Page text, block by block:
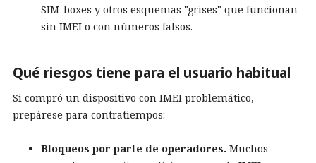
SIM-boxes y otros esquemas "grises" que funcionan
sin IMEI o con números falsos.
Qué riesgos tiene para el usuario habitual
Si compró un dispositivo con IMEI problemático,
prepárese para contratiempos:
Bloqueos por parte de operadores. Muchos